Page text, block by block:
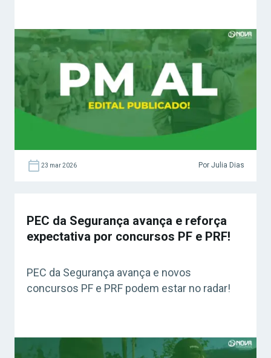
23 mar 2026 Por Julia Dias
PEC da Segurança avança e reforça
expectativa por concursos PF e PRF!
PEC da Segurança avança e novos
concursos PF e PRF podem estar no radar!